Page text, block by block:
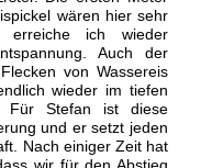
wären hier sehr
ich wieder
Auch der
von Wassereis
wieder im tiefen
Für Stefan ist diese
und er setzt jeden
Nach einiger Zeit hat